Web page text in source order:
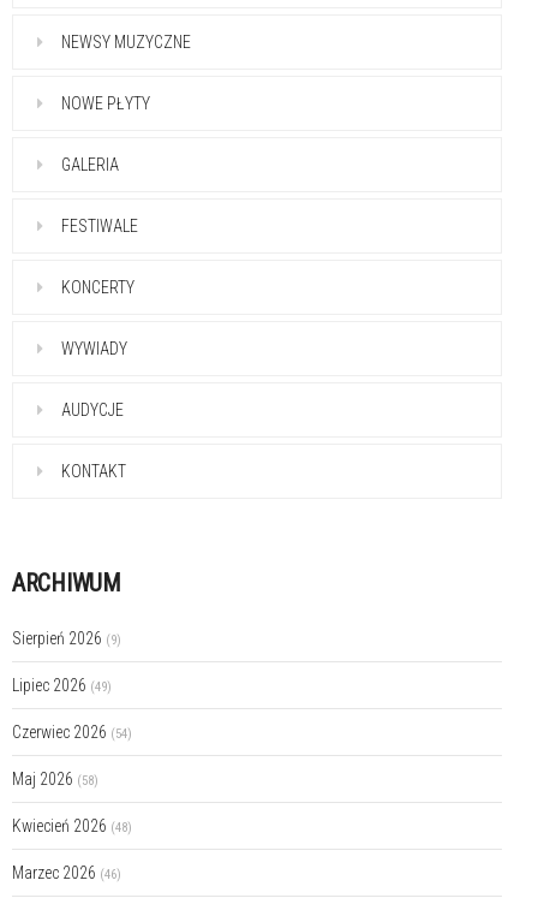
NEWSY MUZYCZNE
NOWE PŁYTY
GALERIA
FESTIWALE
KONCERTY
WYWIADY
AUDYCJE
KONTAKT
ARCHIWUM
Sierpień 2026 (9)
Lipiec 2026 (49)
Czerwiec 2026 (54)
Maj 2026 (58)
Kwiecień 2026 (48)
Marzec 2026 (46)